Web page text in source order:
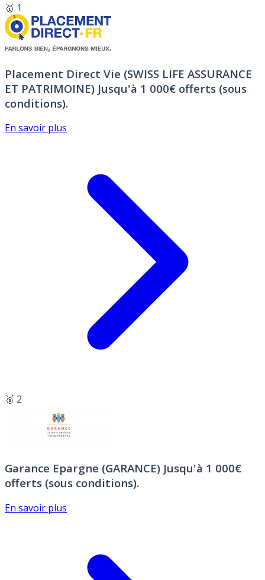
🥇 1
Placement Direct Vie (SWISS LIFE ASSURANCE
ET PATRIMOINE) Jusqu'à 1 000€ offerts (sous
conditions).
En savoir plus
🥈 2
Garance Epargne (GARANCE) Jusqu'à 1 000€
offerts (sous conditions).
En savoir plus